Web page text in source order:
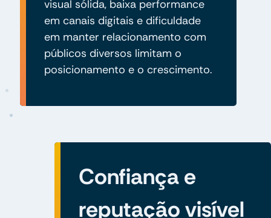
visual sólida, baixa performance
em canais digitais e dificuldade
em manter relacionamento com
públicos diversos limitam o
posicionamento e o crescimento.
Confiança e
reputação visível